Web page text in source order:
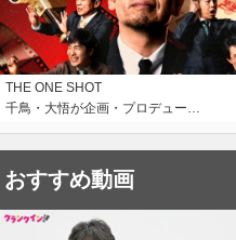
THE ONE SHOT
千鳥・大悟が企画・プロデュー…
おすすめ動画